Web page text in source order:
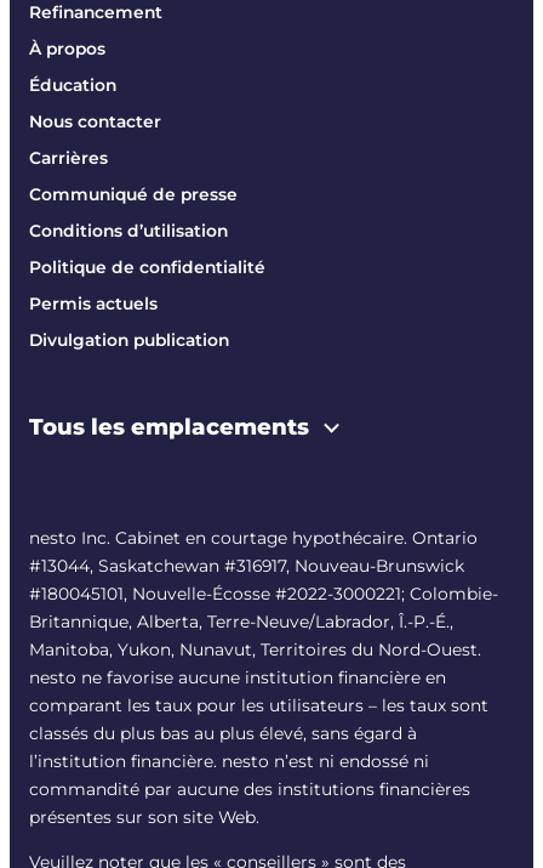
Refinancement
À propos
Éducation
Nous contacter
Carrières
Communiqué de presse
Conditions d’utilisation
Politique de confidentialité
Permis actuels
Divulgation publication
Tous les emplacements
nesto Inc. Cabinet en courtage hypothécaire. Ontario
#13044, Saskatchewan #316917, Nouveau-Brunswick
#180045101, Nouvelle-Écosse #2022-3000221; Colombie-
Britannique, Alberta, Terre-Neuve/Labrador, Î.-P.-É.,
Manitoba, Yukon, Nunavut, Territoires du Nord-Ouest.
nesto ne favorise aucune institution financière en
comparant les taux pour les utilisateurs – les taux sont
classés du plus bas au plus élevé, sans égard à
l’institution financière. nesto n’est ni endossé ni
commandité par aucune des institutions financières
présentes sur son site Web.
Veuillez noter que les « conseillers » sont des